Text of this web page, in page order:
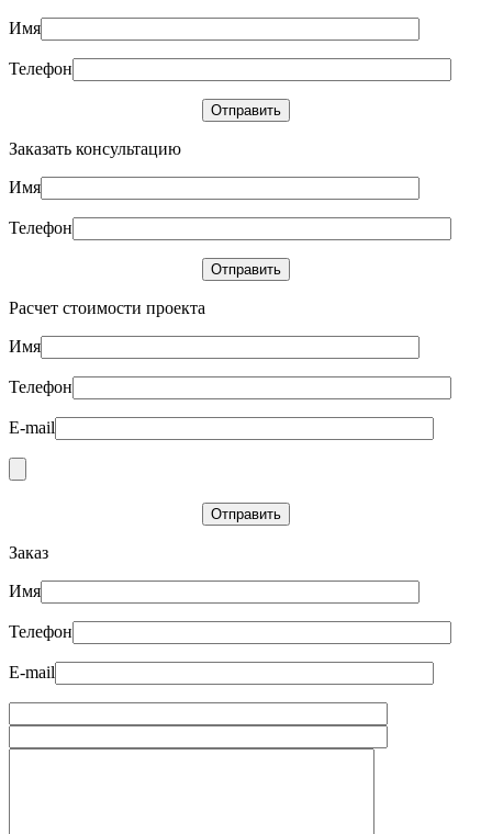
Имя
Телефон
Заказать консультацию
Имя
Телефон
Расчет стоимости проекта
Имя
Телефон
E-mail
Заказ
Имя
Телефон
E-mail